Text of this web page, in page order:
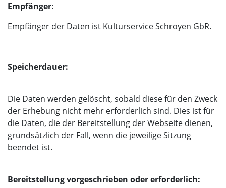
Empfänger:
Empfänger der Daten ist Kulturservice Schroyen GbR.
Speicherdauer:
Die Daten werden gelöscht, sobald diese für den Zweck
der Erhebung nicht mehr erforderlich sind. Dies ist für
die Daten, die der Bereitstellung der Webseite dienen,
grundsätzlich der Fall, wenn die jeweilige Sitzung
beendet ist.
Bereitstellung vorgeschrieben oder erforderlich: